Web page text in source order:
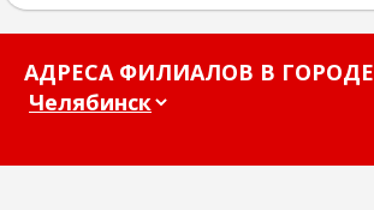
АДРЕСА ФИЛИАЛОВ В ГОРОДЕ